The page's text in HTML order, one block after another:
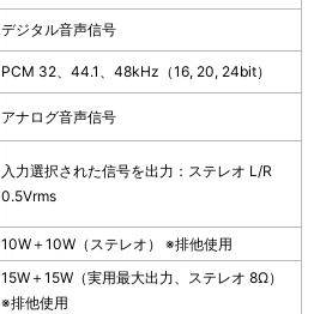
デジタル音声信号
PCM 32、44.1、48kHz（16, 20, 24bit）
アナログ音声信号
入力選択された信号を出力：ステレオ L/R
0.5Vrms
10W＋10W（ステレオ） ※排他使用
15W＋15W（実用最大出力、ステレオ 8Ω）
※排他使用